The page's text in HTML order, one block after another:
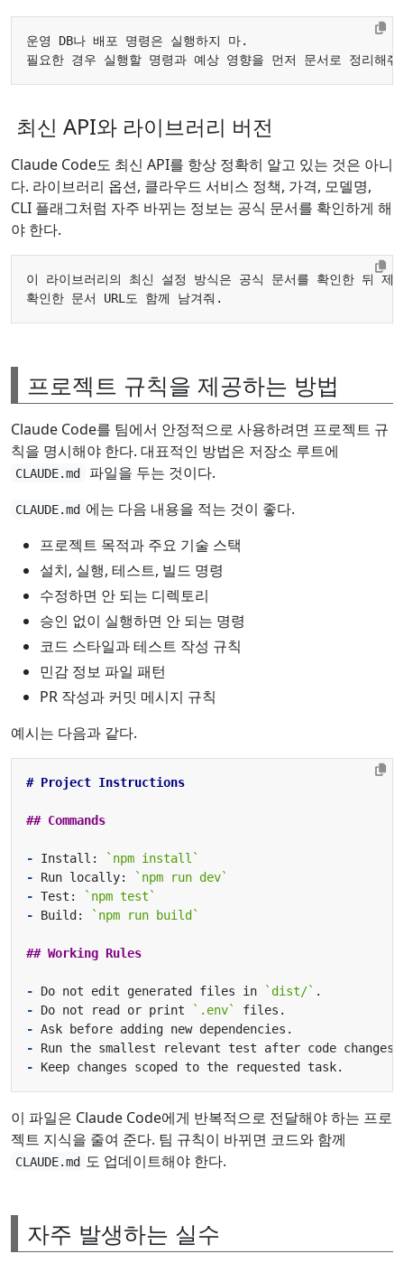
최신 API와 라이브러리 버전
Claude Code도 최신 API를 항상 정확히 알고 있는 것은 아니
다. 라이브러리 옵션, 클라우드 서비스 정책, 가격, 모델명,
CLI 플래그처럼 자주 바뀌는 정보는 공식 문서를 확인하게 해
야 한다.
프로젝트 규칙을 제공하는 방법
Claude Code를 팀에서 안정적으로 사용하려면 프로젝트 규
칙을 명시해야 한다. 대표적인 방법은 저장소 루트에
CLAUDE.md 파일을 두는 것이다.
CLAUDE.md 에는 다음 내용을 적는 것이 좋다.
프로젝트 목적과 주요 기술 스택
설치, 실행, 테스트, 빌드 명령
수정하면 안 되는 디렉토리
승인 없이 실행하면 안 되는 명령
코드 스타일과 테스트 작성 규칙
민감 정보 파일 패턴
PR 작성과 커밋 메시지 규칙
예시는 다음과 같다.
- Install:
`npm install`
- Run locally:
`npm run dev`
- Test:
`npm test`
- Build: `npm run build`
- Do not edit generated files in `dist/`
- Do not read or print `.env`
-
-
-
이 파일은 Claude Code에게 반복적으로 전달해야 하는 프로
젝트 지식을 줄여 준다. 팀 규칙이 바뀌면 코드와 함께
CLAUDE.md 도 업데이트해야 한다.
자주 발생하는 실수